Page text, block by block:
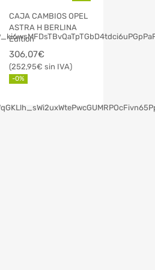
CAJA CAMBIOS OPEL
ASTRA H BERLINA
Edition
306,07€
252,95€
-0%